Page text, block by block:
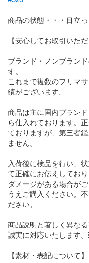
商品の状態・・・目立
【安心してお取引いただ
ブランド・ノンブラン
す。
これまで複数のフリマ
績がございます。
商品は主に国内ブラン
ら仕入れております。
ておりますが、第三者
ません。
入荷後に検品を行い、
て正確にお伝えしてお
ダメージがある場合が
うえご購入ください。
ださい。
商品説明と著しく異な
誠実に対応いたします
【素材・表記について】